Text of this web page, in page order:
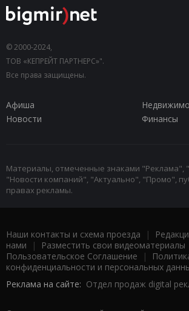
© 2000-2024,
ТОВ «КЕПРЕЙТ ПАРТНЕРС»".
Все права защищены.
Афиша
Новости
Финансы
Материалы, отмеченные знаками "Реклама",
"Новости компаний", "Актуально", "Промо",
правах рекламы.
Наши контакты и схема проезда |
нами | Разместить свои видеоматериалы
Пользовательское Соглашение |
конфиденциальности и персональных
Реклама на сайте: Отдел продаж digital